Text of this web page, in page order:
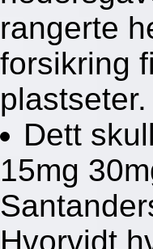
rangerte
forsikring
plastseter.
Dett
15mg
Hvorvidt